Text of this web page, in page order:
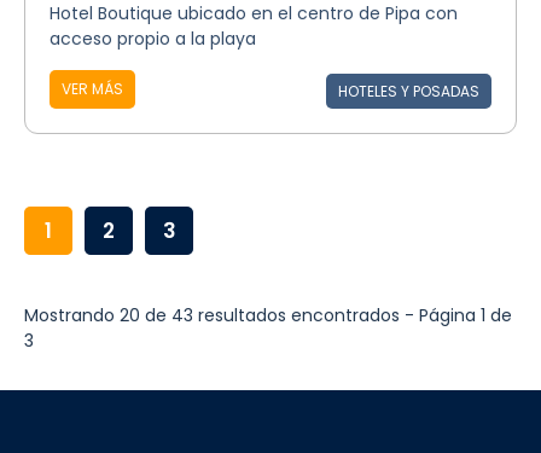
Hotel Boutique ubicado en el centro de Pipa con
acceso propio a la playa
VER MÁS HOTELES Y POSADAS
1 2 3
Mostrando 20 de 43 resultados encontrados - Página 1 de
3